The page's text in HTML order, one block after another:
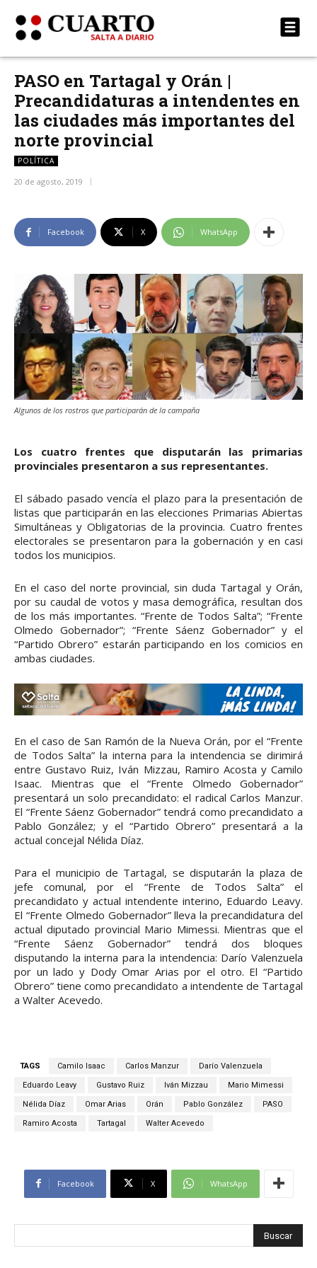
PASO en Tartagal y Orán |
Precandidaturas a intendentes en
las ciudades más importantes del
norte provincial
POLÍTICA
20 de agosto, 2019
Facebook X WhatsApp
Algunos de los rostros que participarán de la campaña
Los cuatro frentes que disputarán las primarias
provinciales presentaron a sus representantes.
El sábado pasado vencía el plazo para la presentación de
listas que participarán en las elecciones Primarias Abiertas
Simultáneas y Obligatorias de la provincia. Cuatro frentes
electorales se presentaron para la gobernación y en casi
todos los municipios.
En el caso del norte provincial, sin duda Tartagal y Orán,
por su caudal de votos y masa demográfica, resultan dos
de los más importantes. “Frente de Todos Salta”; “Frente
Olmedo Gobernador”; “Frente Sáenz Gobernador” y el
“Partido Obrero” estarán participando en los comicios en
ambas ciudades.
En el caso de San Ramón de la Nueva Orán, por el “Frente
de Todos Salta” la interna para la intendencia se dirimirá
entre Gustavo Ruiz, Iván Mizzau, Ramiro Acosta y Camilo
Isaac. Mientras que el “Frente Olmedo Gobernador”
presentará un solo precandidato: el radical Carlos Manzur.
El “Frente Sáenz Gobernador” tendrá como precandidato a
Pablo González; y el “Partido Obrero” presentará a la
actual concejal Nélida Díaz.
Para el municipio de Tartagal, se disputarán la plaza de
jefe comunal, por el “Frente de Todos Salta” el
precandidato y actual intendente interino, Eduardo Leavy.
El “Frente Olmedo Gobernador” lleva la precandidatura del
actual diputado provincial Mario Mimessi. Mientras que el
“Frente Sáenz Gobernador” tendrá dos bloques
disputando la interna para la intendencia: Darío Valenzuela
por un lado y Dody Omar Arias por el otro. El “Partido
Obrero” tiene como precandidato a intendente de Tartagal
a Walter Acevedo.
TAGS Camilo Isaac Carlos Manzur Darío Valenzuela
Eduardo Leavy Gustavo Ruiz Iván Mizzau Mario Mimessi
Nélida Díaz Omar Arias Orán Pablo González PASO
Ramiro Acosta Tartagal Walter Acevedo
Facebook X WhatsApp